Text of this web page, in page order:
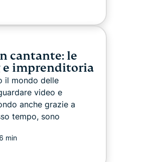
cantante: le
e imprenditoria
il mondo delle
video e
anche grazie a
tempo, sono
min